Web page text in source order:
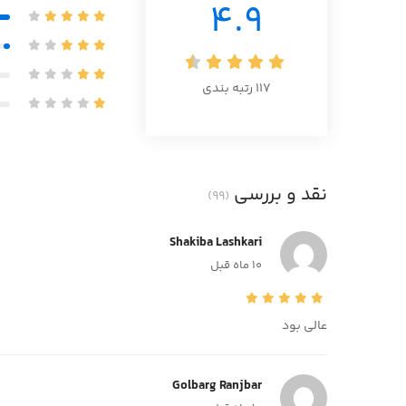
4.9
117 رتبه بندی
نقد و بررسی (99)
Shakiba Lashkari
10 ماه قبل
عالی بود
Golbarg Ranjbar